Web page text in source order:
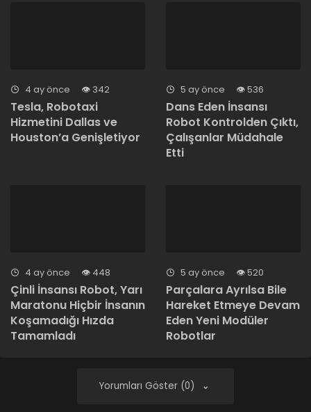
4 ay önce 342
Tesla, Robotaxi
Hizmetini Dallas ve
Houston’a Genişletiyor
5 ay önce 536
Dans Eden İnsansı
Robot Kontrolden Çıktı,
Çalışanlar Müdahale
Etti
4 ay önce 448
Çinli İnsansı Robot, Yarı
Maratonu Hiçbir İnsanın
Koşamadığı Hızda
Tamamladı
5 ay önce 520
Parçalara Ayrılsa Bile
Hareket Etmeye Devam
Eden Yeni Modüler
Robotlar
Yorumları Göster (0)